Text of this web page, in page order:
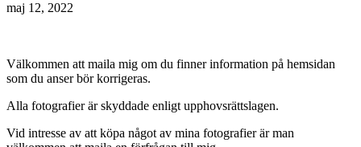
maj 12, 2022
Välkommen att maila mig om du finner information på hemsidan
som du anser bör korrigeras.
Alla fotografier är skyddade enligt upphovsrättslagen.
Vid intresse av att köpa något av mina fotografier är man